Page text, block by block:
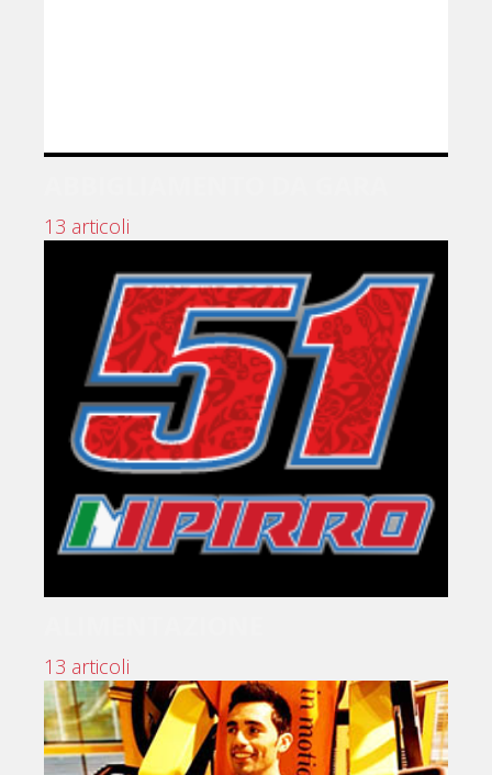
13 articoli
13 articoli